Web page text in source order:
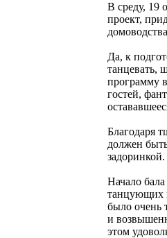
В среду, 19
проект,
Да, к
танцевать,
программу
гостей,
Благодаря
должен
задоринкой.
Начало
танцующих
было очень
и
этом